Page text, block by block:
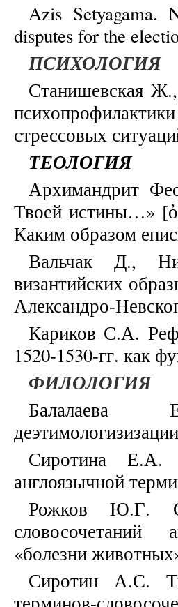
Azis Setyagama.
disputes for the
ПСИХОЛОГИЯ
Станишевская
стрессовых
ТЕОЛОГИЯ
Архимандрит
Твоей истины…»
Каким образом
Вальчак Д.,
византийских
Александро-
Кариков С.А.
1520-1530-гг. как
ФИЛОЛОГИЯ
Балалаева
Сиротина Е.А.
англоязычной
Рожков Ю.Г.
словосочетаний
«болезни
Сиротин А.С.